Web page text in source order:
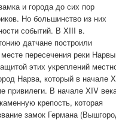
и города до сих пор
Но большинство из них
событий. В XIII в.
датчане построили
пересечения реки Нарвы
этих укреплений
Нарва, который в начале
привилеги. В начале XIV
крепость, которая
замок Германа